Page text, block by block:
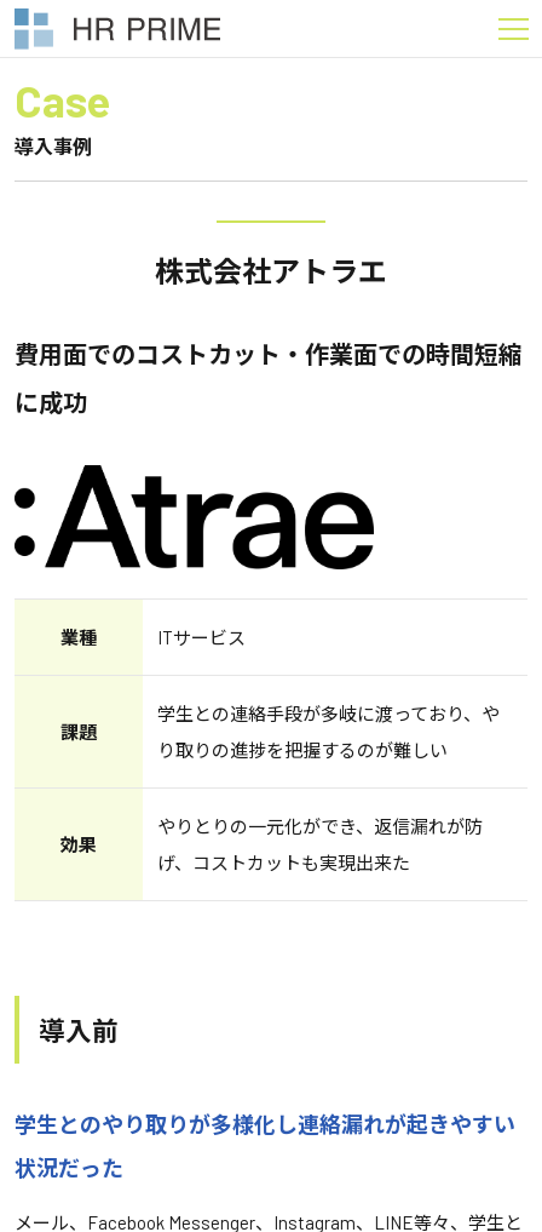
Case
導入事例
株式会社アトラエ
費用面でのコストカット・作業面での時間短縮
に成功
業種 ITサービス
課題
学生との連絡手段が多岐に渡っており、や
り取りの進捗を把握するのが難しい
効果
やりとりの一元化ができ、返信漏れが防
げ、コストカットも実現出来た
導入前
学生とのやり取りが多様化し連絡漏れが起きやすい
状況だった
メール、Facebook Messenger、Instagram、LINE等々、学生と